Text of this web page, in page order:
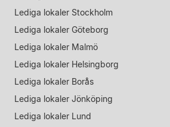
Lediga lokaler Stockholm
Lediga lokaler Göteborg
Lediga lokaler Malmö
Lediga lokaler Helsingborg
Lediga lokaler Borås
Lediga lokaler Jönköping
Lediga lokaler Lund